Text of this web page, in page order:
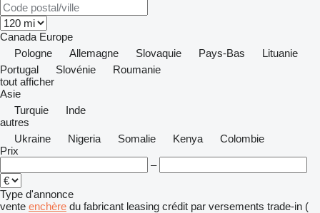
Canada Europe
Pologne
Allemagne Slovaquie Pays-Bas
Lituanie
Portugal
Slovénie
Roumanie
tout afficher
Asie
Turquie
Inde
autres
Ukraine
Nigeria Somalie Kenya
Colombie
Prix
–
Type d'annonce
vente enchère du fabricant leasing crédit par versements trade-in (